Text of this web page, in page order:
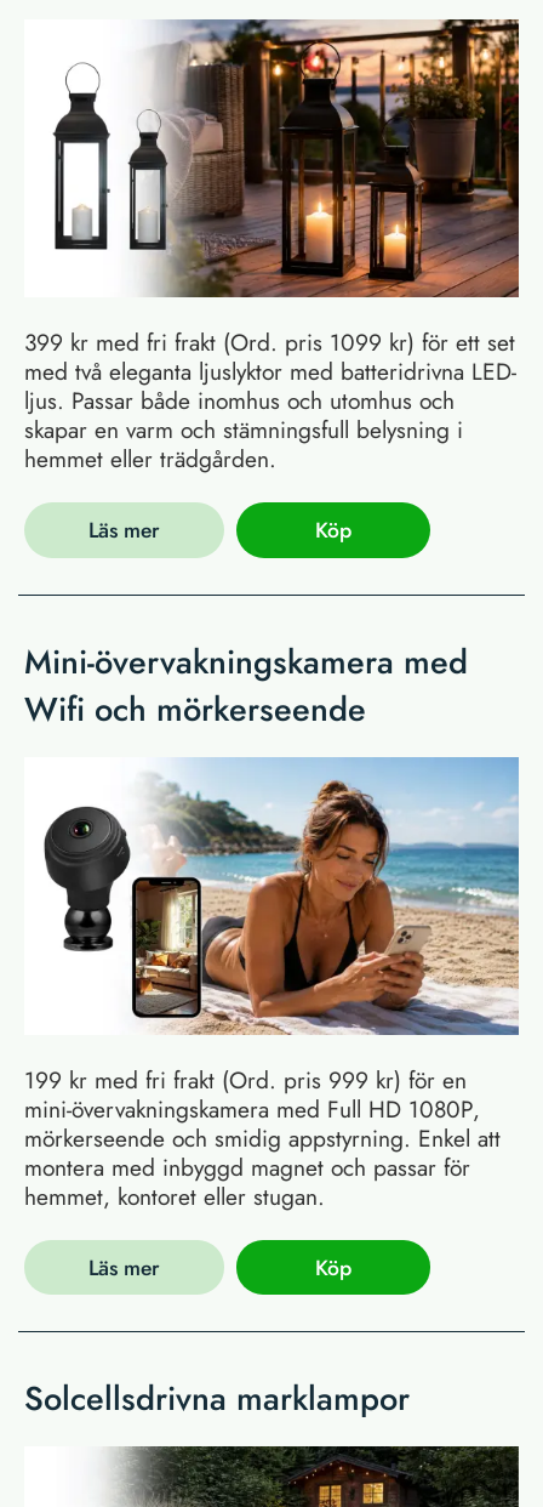
399 kr med fri frakt (Ord. pris 1099 kr) för ett set
med två eleganta ljuslyktor med batteridrivna LED-
ljus. Passar både inomhus och utomhus och
skapar en varm och stämningsfull belysning i
hemmet eller trädgården.
Läs mer Köp
Mini-övervakningskamera med
Wifi och mörkerseende
199 kr med fri frakt (Ord. pris 999 kr) för en
mini-övervakningskamera med Full HD 1080P,
mörkerseende och smidig appstyrning. Enkel att
montera med inbyggd magnet och passar för
hemmet, kontoret eller stugan.
Läs mer Köp
Solcellsdrivna marklampor